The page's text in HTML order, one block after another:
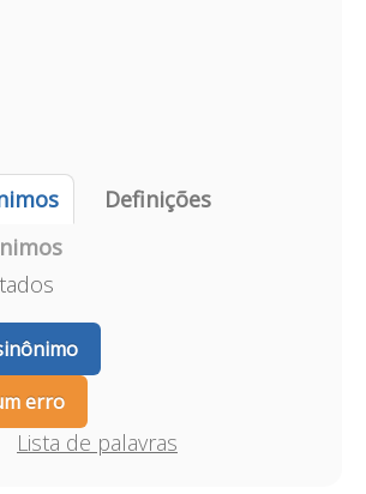
Definições
erro
Lista de palavras